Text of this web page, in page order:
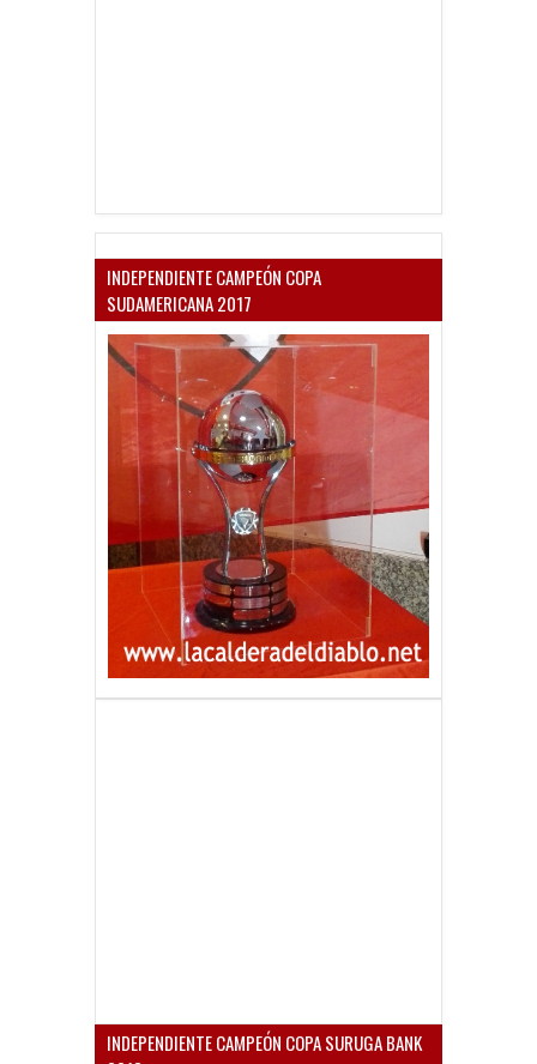
INDEPENDIENTE CAMPEÓN COPA
SUDAMERICANA 2017
INDEPENDIENTE CAMPEÓN COPA SURUGA BANK